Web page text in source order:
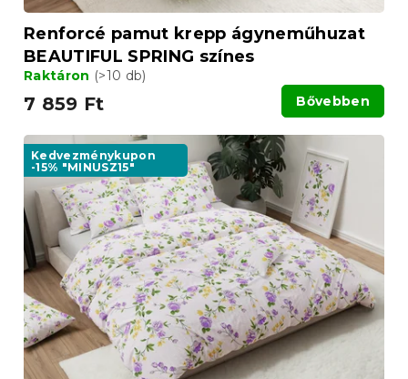
Renforcé pamut krepp ágyneműhuzat
BEAUTIFUL SPRING színes
Raktáron (>10 db)
7 859 Ft Bővebben
Kedvezménykupon
-15% "MINUSZ15"